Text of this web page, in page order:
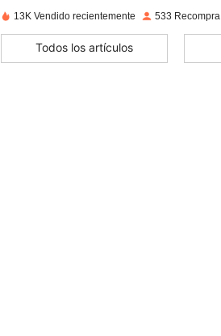
4,65
13K Vendido recientemente 533 Recompra
Todos los artículos